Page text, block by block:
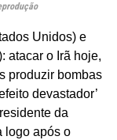
Unidos) e
atacar o Irã hoje,
produzir bombas
devastador’
da
logo após o